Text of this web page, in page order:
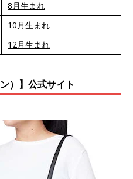
8月生まれ
10月生まれ
12月生まれ
）】公式サイト